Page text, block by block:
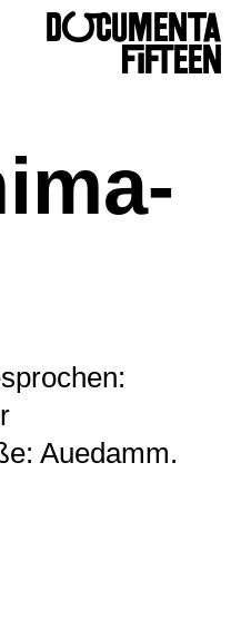
DOCUMENTA
FIFTEEN
Auedamm.